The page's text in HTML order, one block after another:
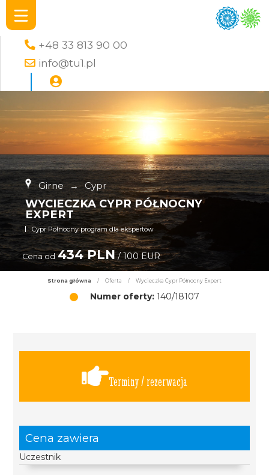
+48 33 813 90 00
info@tu1.pl
Girne → Cypr
WYCIECZKA CYPR PÓŁNOCNY
EXPERT
Cypr Północny program dla ekspertów
Cena od 434 PLN/ 100 EUR
Strona główna / Oferta / Wycieczka Cypr Północny Expert
Numer oferty: 140/18107
Terminy / rezerwacja
Cena zawiera
Uczestnik